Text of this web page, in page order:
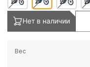
Нет в наличии
Вес